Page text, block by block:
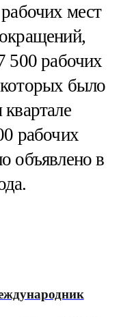
мест
500 рабочих
было
рабочих
объявлено в